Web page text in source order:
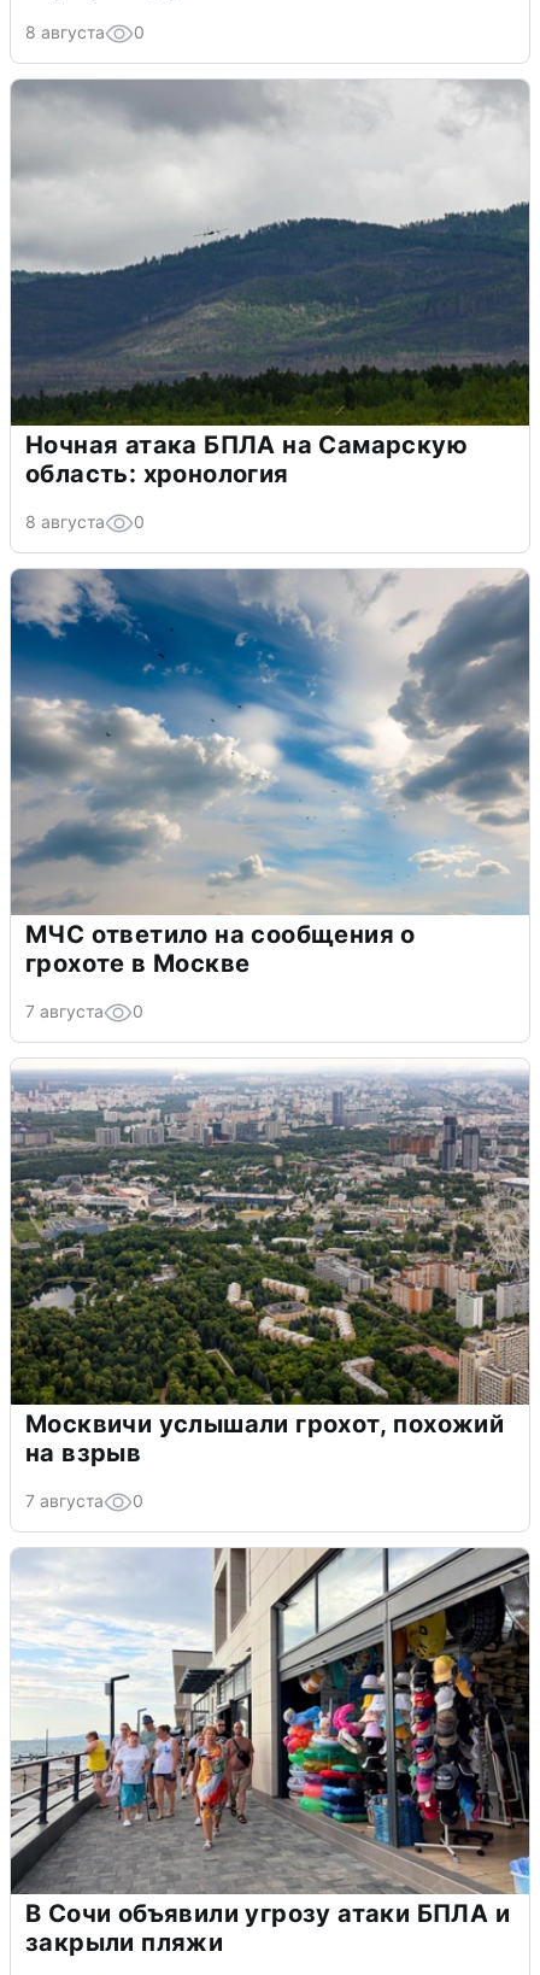
8 августа 0
Ночная атака БПЛА на Самарскую
область: хронология
8 августа 0
МЧС ответило на сообщения о
грохоте в Москве
7 августа 0
Москвичи услышали грохот, похожий
на взрыв
7 августа 0
В Сочи объявили угрозу атаки БПЛА и
закрыли пляжи